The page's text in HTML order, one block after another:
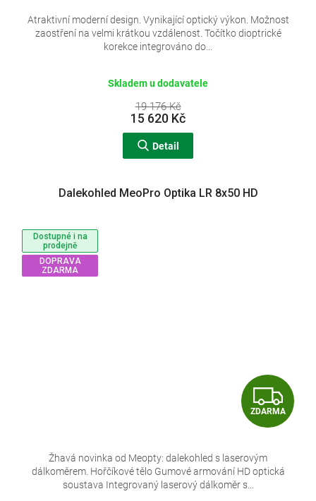
A
Skladem u dodavatele
19 176 Kč
15 620 Kč
Detail
Atraktivní moderní design. Vynikající optický výkon. Možnost
zaostření na velmi krátkou vzdálenost. Točítko dioptrické
korekce integrováno do...
Dostupné i na
prodejně
DOPRAVA
ZDARMA
Z
D
R
ZDARMA
Dalekohled MeoPro Optika LR 8x50 HD
Žhavá novinka od Meopty: dalekohled s laserovým
dálkoměrem. Hořčíkové tělo Gumové armování HD optická
soustava Integrovaný laserový dálkoměr s...